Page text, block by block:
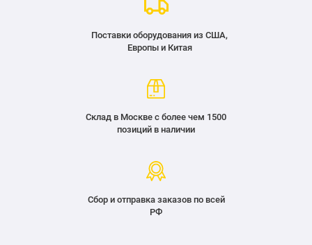
Поставки оборудования из США,
Европы и Китая
Склад в Москве с более чем 1500
позиций в наличии
Сбор и отправка заказов по всей
РФ